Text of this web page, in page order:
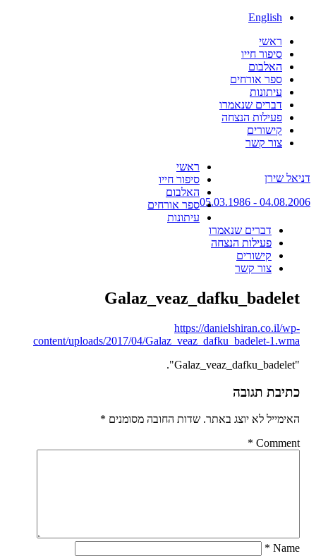
English
ראשי
סיפור חייו
האלבום
ספר אורחים
עיתונות
דברים שנאמרו
פעילות הנצחה
קישורים
צור קשר
דניאל שירן
04.08.2006 - 05.03.1986
Skip
to
content
ראשי
סיפור חייו
האלבום
ספר אורחים
עיתונות
דברים שנאמרו
פעילות הנצחה
קישורים
צור קשר
Galaz_veaz_dafku_badelet
https://danielshiran.co.il/wp-
content/uploads/2017/04/Galaz_veaz_dafku_badelet-1.wma
"Galaz_veaz_dafku_badelet".
כתיבת תגובה
האימייל לא יוצג באתר. שדות החובה מסומנים *
Comment
*
Name
*